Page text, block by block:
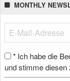
MONTHLY
* Ich habe die
und stimme diesen